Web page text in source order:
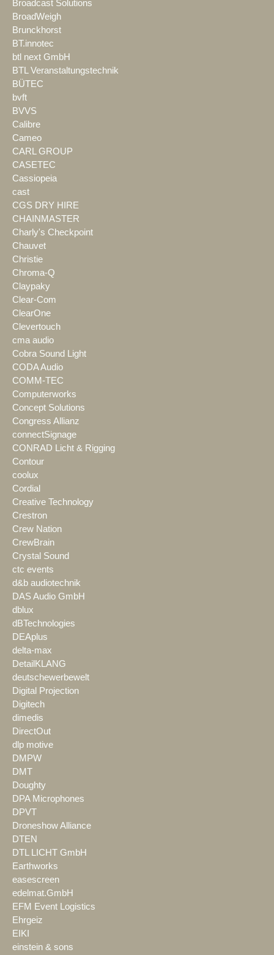
Broadcast Solutions
BroadWeigh
Brunckhorst
BT.innotec
btl next GmbH
BTL Veranstaltungstechnik
BÜTEC
bvft
BVVS
Calibre
Cameo
CARL GROUP
CASETEC
Cassiopeia
cast
CGS DRY HIRE
CHAINMASTER
Charly's Checkpoint
Chauvet
Christie
Chroma-Q
Claypaky
Clear-Com
ClearOne
Clevertouch
cma audio
Cobra Sound Light
CODA Audio
COMM-TEC
Computerworks
Concept Solutions
Congress Allianz
connectSignage
CONRAD Licht & Rigging
Contour
coolux
Cordial
Creative Technology
Crestron
Crew Nation
CrewBrain
Crystal Sound
ctc events
d&b audiotechnik
DAS Audio GmbH
dblux
dBTechnologies
DEAplus
delta-max
DetailKLANG
deutschewerbewelt
Digital Projection
Digitech
dimedis
DirectOut
dlp motive
DMPW
DMT
Doughty
DPA Microphones
DPVT
Droneshow Alliance
DTEN
DTL LICHT GmbH
Earthworks
easescreen
edelmat.GmbH
EFM Event Logistics
Ehrgeiz
EIKI
einstein & sons